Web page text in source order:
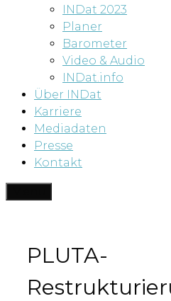
INDat 2023
Planer
Barometer
Video & Audio
INDat.info
Über INDat
Karriere
Mediadaten
Presse
Kontakt
PLUTA-